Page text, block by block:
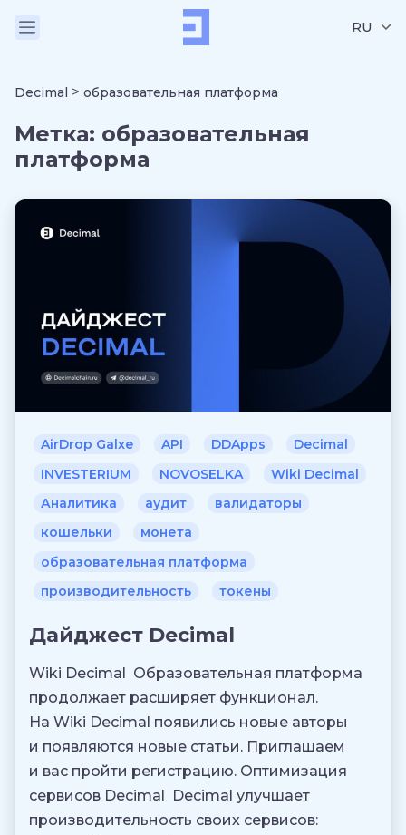
RU
Decimal > образовательная платформа
Метка: образовательная
платформа
AirDrop Galxe API DDApps
Decimal
INVESTERIUM
NOVOSELKA
Wiki Decimal
Аналитика
аудит
валидаторы
кошельки
монета
образовательная платформа
производительность
токены
Дайджест Decimal
Wiki Decimal Образовательная платформа
продолжает расширяет функционал.
На Wiki Decimal появились новые авторы
и появляются новые статьи. Приглашаем
и вас пройти регистрацию. Оптимизация
сервисов Decimal Decimal улучшает
производительность своих сервисов: